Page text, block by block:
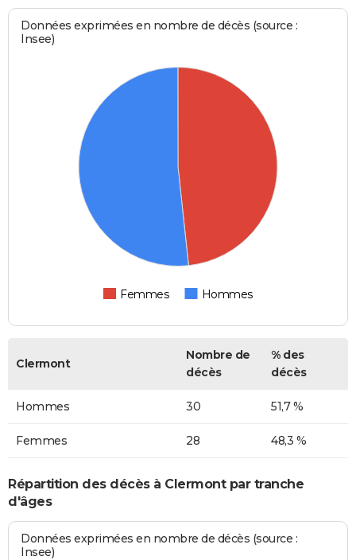
Données exprimées en nombre de décès (source :
Insee)
Femmes Hommes
Clermont
Nombre de
décès
% des
décès
Hommes 30 51,7 %
Femmes 28 48,3 %
Répartition des décès à Clermont par tranche
d'âges
Données exprimées en nombre de décès (source :
Insee)